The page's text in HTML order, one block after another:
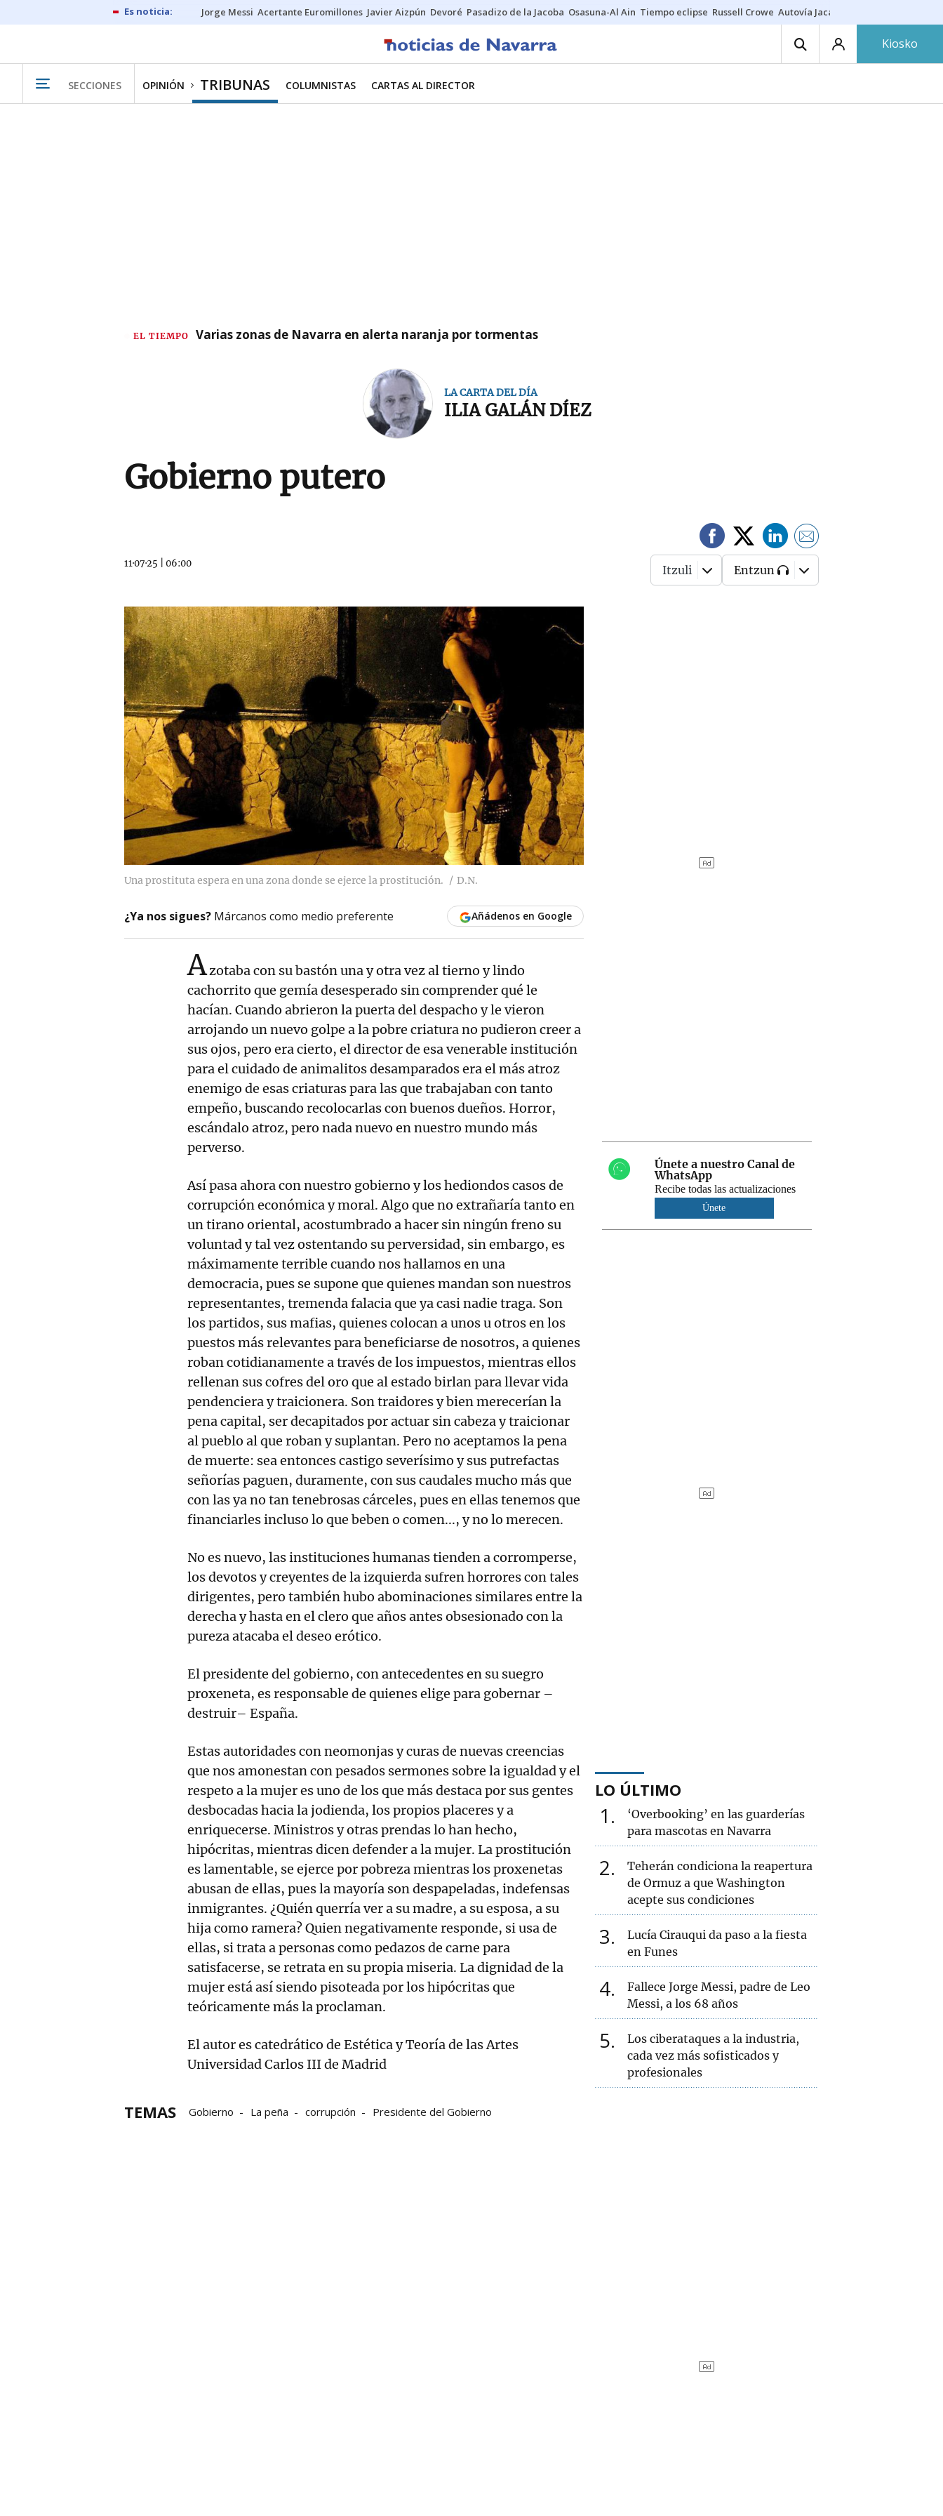
Jorge Messi Acertante Euromillones Javier Aizpún Devoré Pasadizo de la Jacoba Osasuna-Al Ain Tiempo eclipse Russell Crowe Autovía Jaca
Kiosko
SECCIONES OPINIÓN TRIBUNAS COLUMNISTAS CARTAS AL DIRECTOR
EL TIEMPO Varias zonas de Navarra en alerta naranja por tormentas
LA CARTA DEL DÍA
ILIA GALÁN DÍEZ
Gobierno putero
11·07·25 06:00 Itzuli Entzun
Una prostituta espera en una zona donde se ejerce la prostitución. D.N.
¿Ya nos sigues? Márcanos como medio preferente Añádenos en Google
Azotaba con su bastón una y otra vez al tierno y lindo
cachorrito que gemía desesperado sin comprender qué le
hacían. Cuando abrieron la puerta del despacho y le vieron
arrojando un nuevo golpe a la pobre criatura no pudieron creer a
sus ojos, pero era cierto, el director de esa venerable institución
para el cuidado de animalitos desamparados era el más atroz
enemigo de esas criaturas para las que trabajaban con tanto
empeño, buscando recolocarlas con buenos dueños. Horror,
escándalo atroz, pero nada nuevo en nuestro mundo más
perverso.
Así pasa ahora con nuestro gobierno y los hediondos casos de
corrupción económica y moral. Algo que no extrañaría tanto en
un tirano oriental, acostumbrado a hacer sin ningún freno su
voluntad y tal vez ostentando su perversidad, sin embargo, es
máximamente terrible cuando nos hallamos en una
democracia, pues se supone que quienes mandan son nuestros
representantes, tremenda falacia que ya casi nadie traga. Son
los partidos, sus mafias, quienes colocan a unos u otros en los
puestos más relevantes para beneficiarse de nosotros, a quienes
roban cotidianamente a través de los impuestos, mientras ellos
rellenan sus cofres del oro que al estado birlan para llevar vida
pendenciera y traicionera. Son traidores y bien merecerían la
pena capital, ser decapitados por actuar sin cabeza y traicionar
al pueblo al que roban y suplantan. Pero no aceptamos la pena
de muerte: sea entonces castigo severísimo y sus putrefactas
señorías paguen, duramente, con sus caudales mucho más que
con las ya no tan tenebrosas cárceles, pues en ellas tenemos que
financiarles incluso lo que beben o comen..., y no lo merecen.
No es nuevo, las instituciones humanas tienden a corromperse,
los devotos y creyentes de la izquierda sufren horrores con tales
dirigentes, pero también hubo abominaciones similares entre la
derecha y hasta en el clero que años antes obsesionado con la
pureza atacaba el deseo erótico.
El presidente del gobierno, con antecedentes en su suegro
proxeneta, es responsable de quienes elige para gobernar –
destruir– España.
Estas autoridades con neomonjas y curas de nuevas creencias
que nos amonestan con pesados sermones sobre la igualdad y el
respeto a la mujer es uno de los que más destaca por sus gentes
desbocadas hacia la jodienda, los propios placeres y a
enriquecerse. Ministros y otras prendas lo han hecho,
hipócritas, mientras dicen defender a la mujer. La prostitución
es lamentable, se ejerce por pobreza mientras los proxenetas
abusan de ellas, pues la mayoría son despapeladas, indefensas
inmigrantes. ¿Quién querría ver a su madre, a su esposa, a su
hija como ramera? Quien negativamente responde, si usa de
ellas, si trata a personas como pedazos de carne para
satisfacerse, se retrata en su propia miseria. La dignidad de la
mujer está así siendo pisoteada por los hipócritas que
teóricamente más la proclaman.
El autor es catedrático de Estética y Teoría de las Artes
Universidad Carlos III de Madrid
TEMAS Gobierno La peña corrupción Presidente del Gobierno
Únete a nuestro Canal de
WhatsApp
Recibe todas las actualizaciones
Únete
LO ÚLTIMO
1
‘Overbooking’ en las guarderías
para mascotas en Navarra
2
Teherán condiciona la reapertura
de Ormuz a que Washington
acepte sus condiciones
3
Lucía Cirauqui da paso a la fiesta
en Funes
4
Fallece Jorge Messi, padre de Leo
Messi, a los 68 años
5
Los ciberataques a la industria,
cada vez más sofisticados y
profesionales